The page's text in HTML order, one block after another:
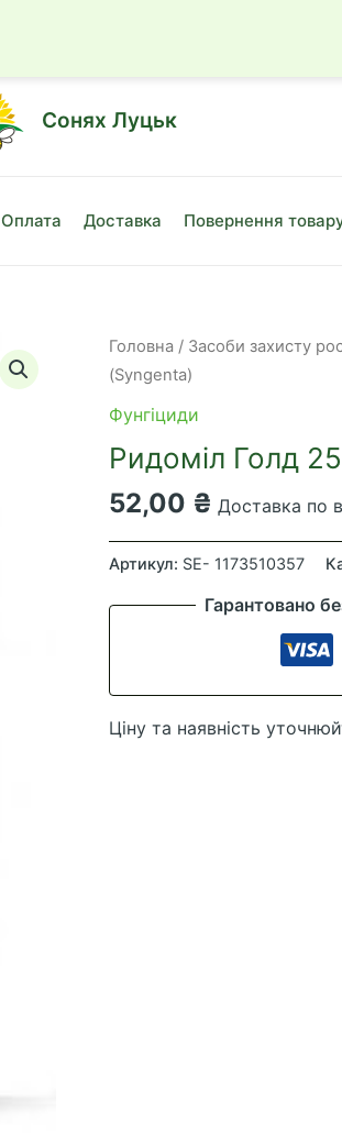
Сонях Луцьк
Оплата Доставка Повернення
Головна / Засоби захисту
(Syngenta)
Фунгіциди
Ридоміл Голд
52,00 ₴ Доставка по
Ридоміл
Голд
Артикул: SE- 1173510357
Гарантовано
Ціну та наявність